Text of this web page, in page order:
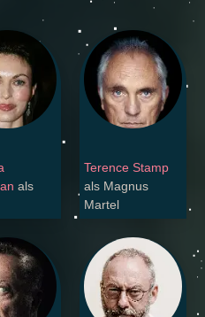
als
Terence Stamp
als Magnus
Martel